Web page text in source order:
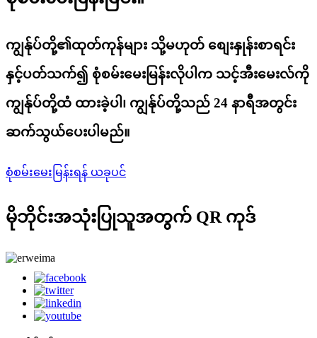
ကျွန်ုပ်တို့၏ထုတ်ကုန်များ သို့မဟုတ် စျေးနှုန်းစာရင်း
နှင့်ပတ်သက်၍ စုံစမ်းမေးမြန်းလိုပါက သင့်အီးမေးလ်ကို
ကျွန်ုပ်တို့ထံ ထားခဲ့ပါ၊ ကျွန်ုပ်တို့သည် 24 နာရီအတွင်း
ဆက်သွယ်ပေးပါမည်။
စုံစမ်းမေးမြန်းရန် ယခုပင်
မိုဘိုင်းအသုံးပြုသူအတွက် QR ကုဒ်